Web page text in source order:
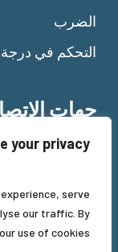
your privacy
serve
our traffic. By
use of cookies.
الضرب
التحكم في درجة
جهات
011 92 10 484